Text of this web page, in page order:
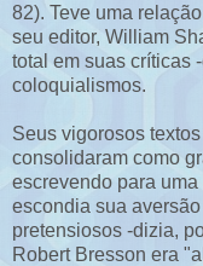
82). Teve uma
seu editor, William
total em suas críticas
coloquialismos.
Seus vigorosos
consolidaram como
escrevendo para
escondia sua
pretensiosos -dizia,
Robert Bresson era